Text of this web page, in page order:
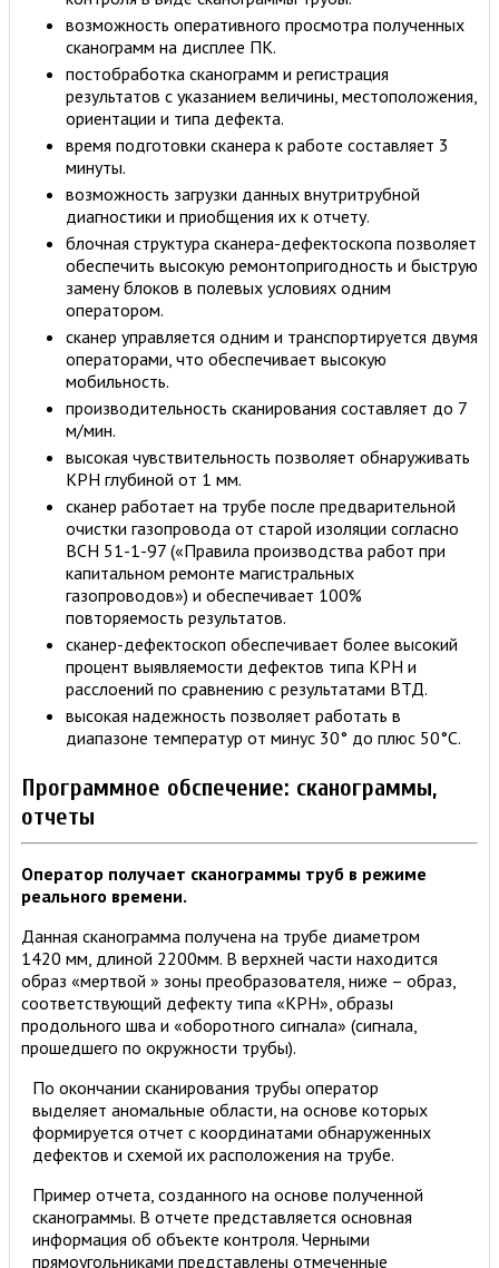
возможность оперативного просмотра полученных
сканограмм на дисплее ПК.
постобработка сканограмм и регистрация
результатов с указанием величины, местоположения,
ориентации и типа дефекта.
время подготовки сканера к работе составляет 3
минуты.
возможность загрузки данных внутритрубной
диагностики и приобщения их к отчету.
блочная структура сканера-дефектоскопа позволяет
обеспечить высокую ремонтопригодность и быструю
замену блоков в полевых условиях одним
оператором.
сканер управляется одним и транспортируется двумя
операторами, что обеспечивает высокую
мобильность.
производительность сканирования составляет до 7
м/мин.
высокая чувствительность позволяет обнаруживать
КРН глубиной от 1 мм.
сканер работает на трубе после предварительной
очистки газопровода от старой изоляции согласно
ВСН 51-1-97 («Правила производства работ при
капитальном ремонте магистральных
газопроводов») и обеспечивает 100%
повторяемость результатов.
сканер-дефектоскоп обеспечивает более высокий
процент выявляемости дефектов типа КРН и
расслоений по сравнению с результатами ВТД.
высокая надежность позволяет работать в
диапазоне температур от минус 30° до плюс 50°С.
Программное обспечение: сканограммы,
отчеты
Оператор получает сканограммы труб в режиме
реального времени.
Данная сканограмма получена на трубе диаметром
1420 мм, длиной 2200мм. В верхней части находится
образ «мертвой » зоны преобразователя, ниже – образ,
соответствующий дефекту типа «КРН», образы
продольного шва и «оборотного сигнала» (сигнала,
прошедшего по окружности трубы).
По окончании сканирования трубы оператор
выделяет аномальные области, на основе которых
формируется отчет с координатами обнаруженных
дефектов и схемой их расположения на трубе.
Пример отчета, созданного на основе полученной
сканограммы. В отчете представляется основная
информация об объекте контроля. Черными
прямоугольниками представлены отмеченные